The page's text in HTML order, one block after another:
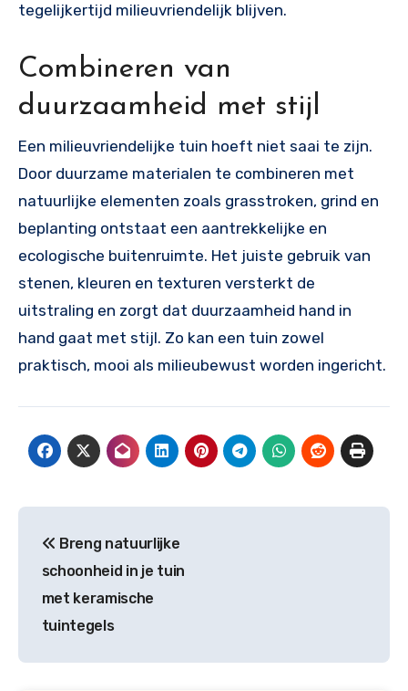
tegelijkertijd milieuvriendelijk blijven.
Combineren van
duurzaamheid met stijl
Een milieuvriendelijke tuin hoeft niet saai te zijn.
Door duurzame materialen te combineren met
natuurlijke elementen zoals grasstroken, grind en
beplanting ontstaat een aantrekkelijke en
ecologische buitenruimte. Het juiste gebruik van
stenen, kleuren en texturen versterkt de
uitstraling en zorgt dat duurzaamheid hand in
hand gaat met stijl. Zo kan een tuin zowel
praktisch, mooi als milieubewust worden ingericht.
navigatie
Breng natuurlijke
schoonheid in je tuin
met keramische
tuintegels